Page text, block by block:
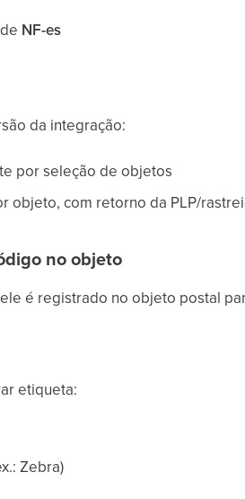
NF-es
da integração:
por seleção de objetos
objeto, com retorno da PLP/
no objeto
é registrado no objeto postal
etiqueta:
Zebra)